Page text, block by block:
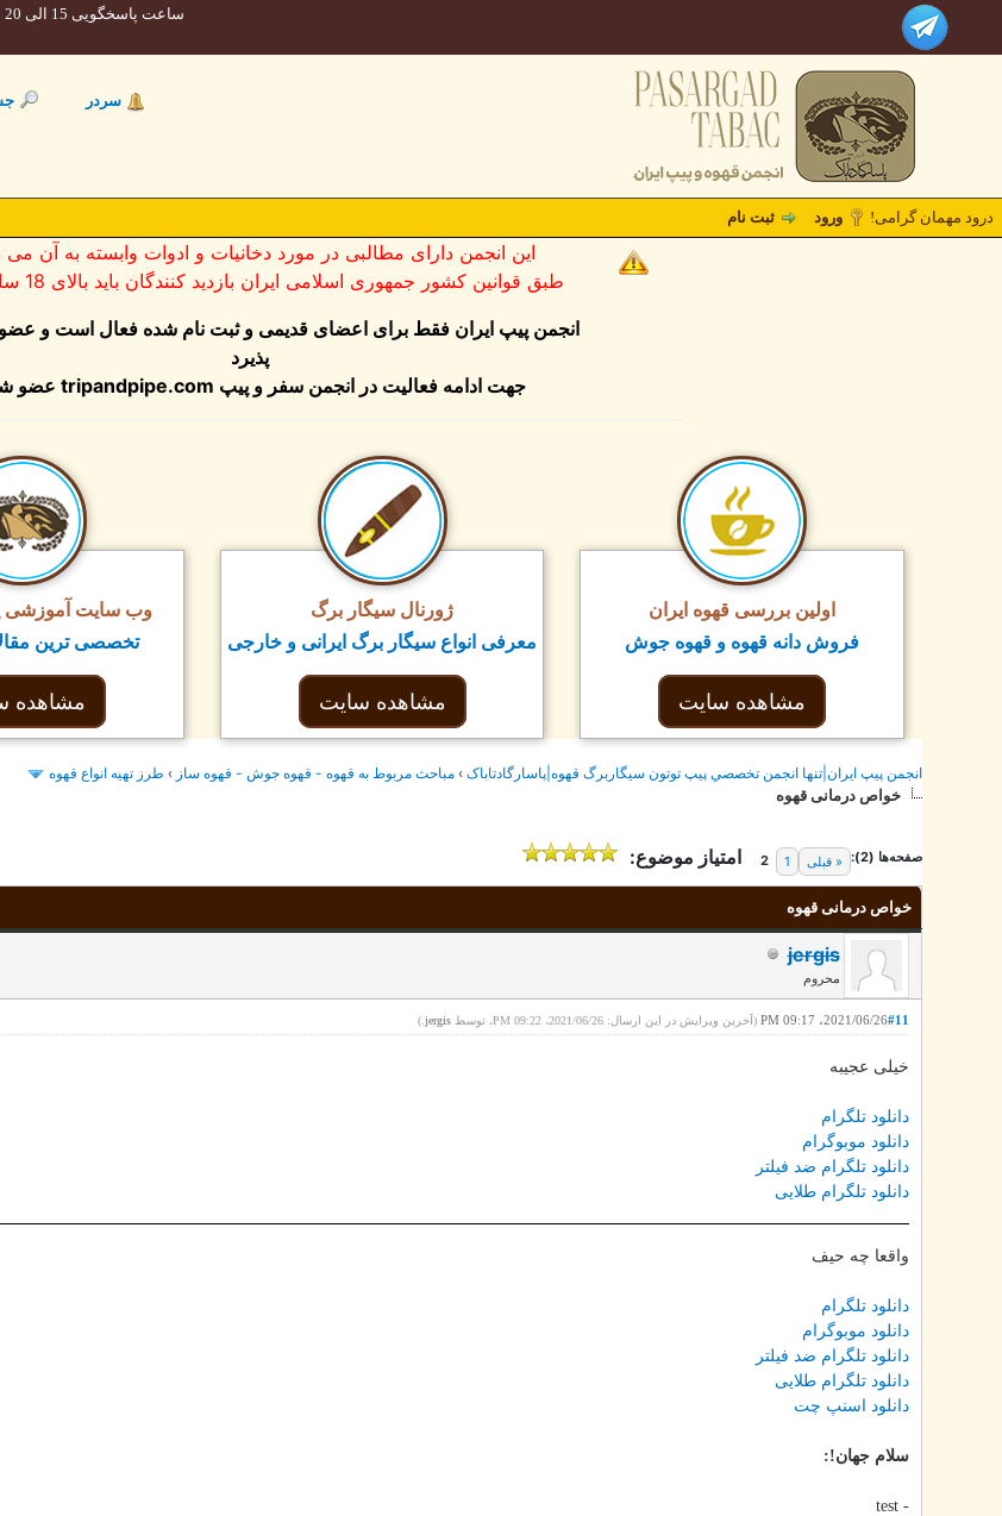
ساعت پاسخگویی 15 الی 20
سردر
درود مهمان گرامی! ورود ثبت نام
این انجمن دارای مطالبی در مورد دخانیات و ادوات وابسته به آن می
طبق قوانین کشور جمهوری اسلامی ایران بازدید کنندگان باید بالای 18 سال باشند
انجمن پیپ ایران فقط برای اعضای قدیمی و ثبت نام شده فعال است و
پذیرد
جهت ادامه فعالیت در انجمن سفر و پیپ tripandpipe.comعضو
اولین بررسی قهوه ایران
فروش دانه قهوه و قهوه جوش
مشاهده سایت
ژورنال سیگار برگ
معرفی انواع سیگار برگ ایرانی و خارجی
مشاهده سایت
وب سایت آموزشی
تخصصی ترین
مشاهده
انجمن پيپ ايران|تنها انجمن تخصصي پيپ توتون سيگاربرگ قهوه|پاسارگادتاباک ›مباحث مربوط به قهوه - قهوه جوش - قهوه ساز › طرز تهيه انواع قهوه
خواص درمانی قهوه
صفحه‌ها (2): « قبلی 1
2 امتیاز موضوع:
خواص درمانی قهوه
jergis
محروم
#112021/06/26، 09:17 PM (آخرین ویرایش در این ارسال: 2021/06/26، 09:22 PM، توسط jergis
.)
خیلی عجیبه
دانلود تلگرام
دانلود موبوگرام
دانلود تلگرام ضد فیلتر
دانلود تلگرام طلایی
واقعا چه حیف
دانلود تلگرام
دانلود موبوگرام
دانلود تلگرام ضد فیلتر
دانلود تلگرام طلایی
دانلود اسنپ چت
سلام جهان!:
- test